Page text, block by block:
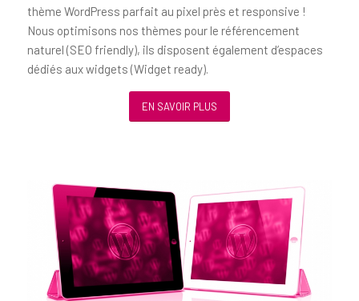
thème WordPress parfait au pixel près et responsive !
Nous optimisons nos thèmes pour le référencement
naturel (SEO friendly), ils disposent également d’espaces
dédiés aux widgets (Widget ready).
EN SAVOIR PLUS